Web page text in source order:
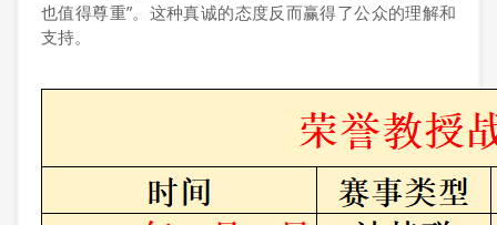
也值得尊重”。这种真诚的态度反而赢得了公众的理解和
支持。